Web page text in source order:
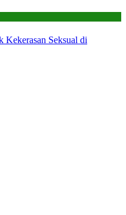
Kekerasan Seksual di